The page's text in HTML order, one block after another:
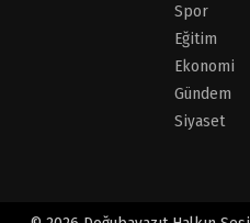
Spor
Eğitim
Ekonomi
Gündem
Siyaset